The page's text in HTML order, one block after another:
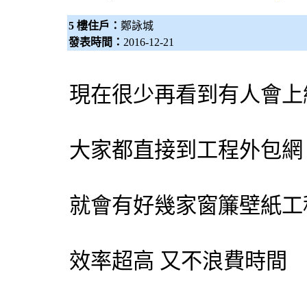
5 樓住戶： 鄭詠城
發表時間： 2016-12-21
現在很少再看到有人會
大家都直接到工程外包網
就會有好幾家窗簾壁紙
效率超高 又不浪費時間